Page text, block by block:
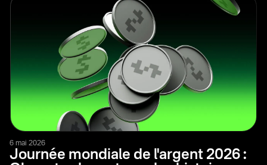
6 mai 2026
Journée mondiale de l'argent 2026 :